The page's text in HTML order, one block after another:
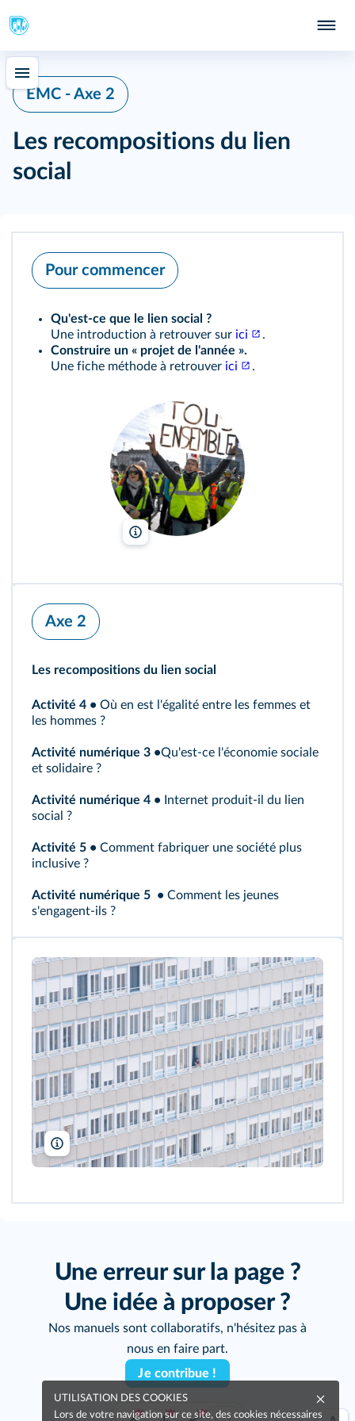
EMC - Axe 2
Les recompositions du lien
social
Pour commencer
Qu'est‑ce que le lien social ?
Une introduction à retrouver sur ici
.
Construire un « projet de l'année ».
Une fiche méthode à retrouver ici .
Xavier Leoty/AFP
Axe 2
Les recompositions du lien social
Activité 4 • Où en est l'égalité entre les femmes et
les hommes ?
Activité numérique 3 •Qu'est‑ce l'économie sociale
et solidaire ?
Activité numérique 4 • Internet produit‑il du lien
social ?
Activité 5 • Comment fabriquer une société plus
inclusive ?
Activité numérique 5 • Comment les jeunes
s'engagent‑ils ?
Martin Argyroglo/Divergence
Une erreur sur la page ?
Une idée à proposer ?
Nos manuels sont collaboratifs, n'hésitez pas à
nous en faire part.
Je contribue !
UTILISATION DES COOKIES
Lors de votre navigation sur ce site, des cookies nécessaires